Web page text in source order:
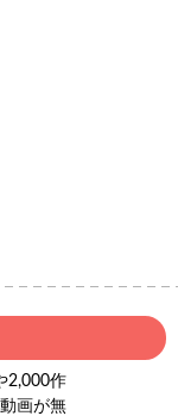
2,000作
画が無